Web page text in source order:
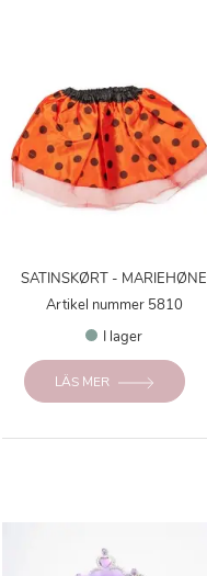
SATINSKØRT - MARIEHØNE
Artikel nummer 5810
I lager
LÄS MER